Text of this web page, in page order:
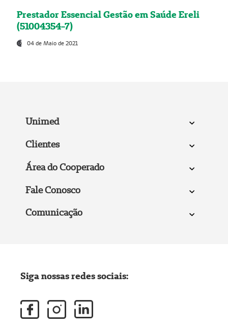
Prestador Essencial Gestão em Saúde Ereli
(51004354-7)
04 de Maio de 2021
Unimed
Clientes
Área do Cooperado
Fale Conosco
Comunicação
Siga nossas redes sociais: